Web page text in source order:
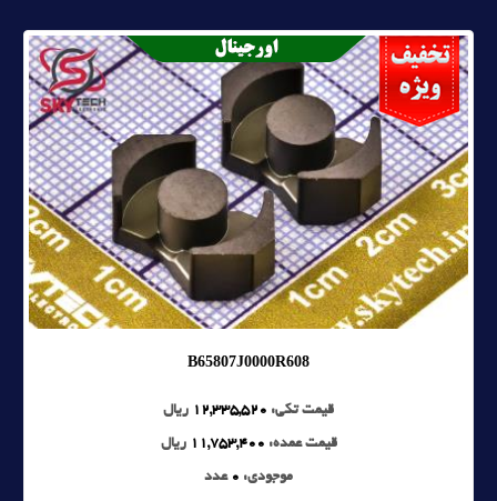
B65807J0000R608
قیمت تکی: 12,335,520 ریال
قیمت عمده: 11,753,400 ریال
موجودی: 0 عدد